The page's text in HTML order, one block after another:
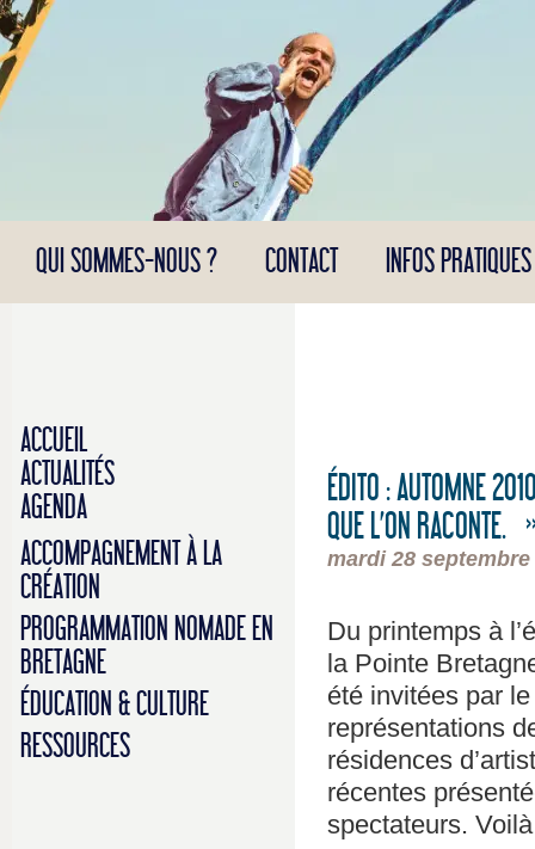
Panneau de gestion des cookies
QUI SOMMES-NOUS ? CONTACT INFOS PRATIQUES
ACCUEIL
ACTUALITÉS
AGENDA
ACCOMPAGNEMENT À LA
CRÉATION
PROGRAMMATION NOMADE EN
BRETAGNE
ÉDUCATION & CULTURE
RESSOURCES
ÉDITO : AUTOMNE
QUE L’ON RACONTE.
mardi 28 septembre
Du printemps à
la Pointe
été invitées par
représentations
résidences
récentes
spectateurs.